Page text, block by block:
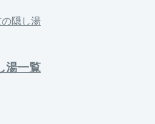
湯一覧